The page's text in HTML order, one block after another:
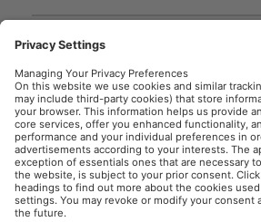
GPRS_Istruzioni sui
User instruction
OSRAM Automotive nei Social